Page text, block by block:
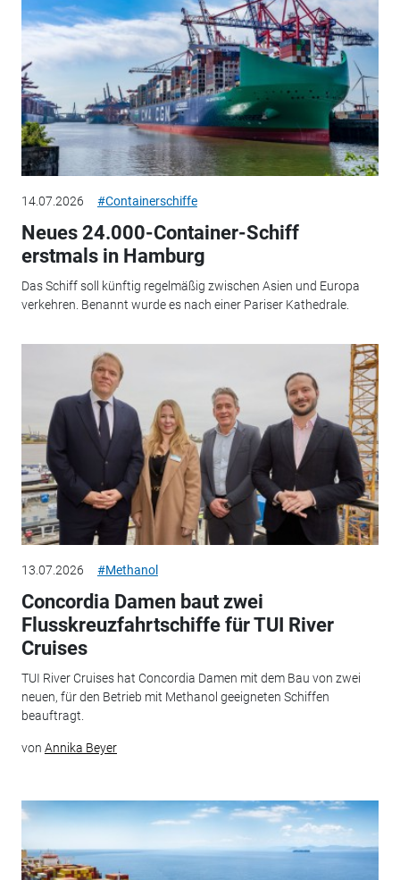
14.07.2026 #Containerschiffe
Neues 24.000-Container-Schiff
erstmals in Hamburg
Das Schiff soll künftig regelmäßig zwischen Asien und Europa
verkehren. Benannt wurde es nach einer Pariser Kathedrale.
13.07.2026 #Methanol
Concordia Damen baut zwei
Flusskreuzfahrtschiffe für TUI River
Cruises
TUI River Cruises hat Concordia Damen mit dem Bau von zwei
neuen, für den Betrieb mit Methanol geeigneten Schiffen
beauftragt.
von Annika Beyer